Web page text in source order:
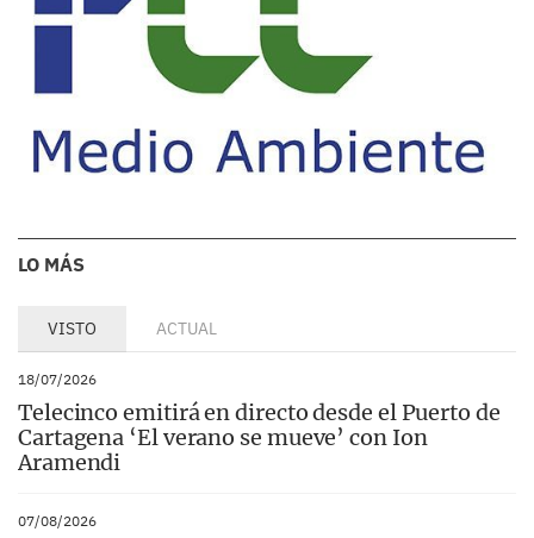
LO MÁS
VISTO ACTUAL
18/07/2026
Telecinco emitirá en directo desde el Puerto de
Cartagena ‘El verano se mueve’ con Ion
Aramendi
07/08/2026